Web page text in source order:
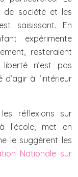
de société et les
saisissant. En
expérimente
resteraient
n’est pas
à l’intérieur
réflexions sur
l’école, met en
le suggèrent les
Nationale sur